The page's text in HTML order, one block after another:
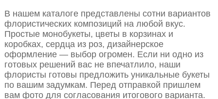
В нашем каталоге представлены сотни вариантов
флористических композиций на любой вкус.
Простые монобукеты, цветы в корзинах и
коробках, сердца из роз, дизайнерское
оформление — выбор огромен. Если ни одно из
готовых решений вас не впечатлило, наши
флористы готовы предложить уникальные букеты
по вашим задумкам. Перед отправкой пришлем
вам фото для согласования итогового варианта.